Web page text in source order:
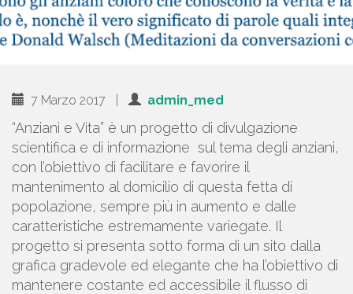
7 Marzo 2017 admin_med
“Anziani e Vita” è un progetto di divulgazione
scientifica e di informazione sul tema degli anziani,
con l’obiettivo di facilitare e favorire il
mantenimento al domicilio di questa fetta di
popolazione, sempre più in aumento e dalle
caratteristiche estremamente variegate. Il
progetto si presenta sotto forma di un sito dalla
grafica gradevole ed elegante che ha l’obiettivo di
mantenere costante ed accessibile il flusso di